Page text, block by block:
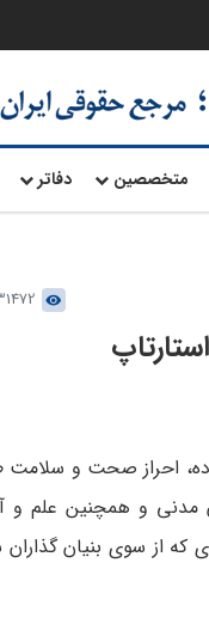
متخصصین دفاتر
31472
آزادی اراده، احراز صحت و
مدنی و همچنین علم و
که از سوی بنیان